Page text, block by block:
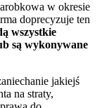
w okresie
doprecyzuje ten
wszystkie
są wykonywane
jakiejś
na straty,